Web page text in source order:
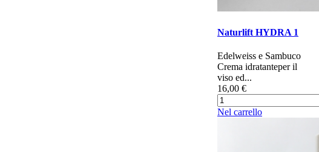
Naturlift HYDRA 1
Edelweiss e Sambuco
Crema idratanteper il
viso ed...
16,00 €
Nel carrello